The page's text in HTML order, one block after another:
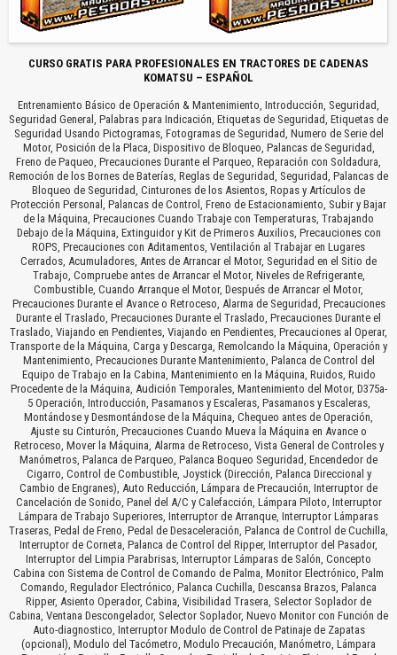
CURSO GRATIS PARA PROFESIONALES EN TRACTORES DE CADENAS
KOMATSU – ESPAÑOL
Entrenamiento Básico de Operación & Mantenimiento, Introducción, Seguridad,
Seguridad General, Palabras para Indicación, Etiquetas de Seguridad, Etiquetas de
Seguridad Usando Pictogramas, Fotogramas de Seguridad, Numero de Serie del
Motor, Posición de la Placa, Dispositivo de Bloqueo, Palancas de Seguridad,
Freno de Paqueo, Precauciones Durante el Parqueo, Reparación con Soldadura,
Remoción de los Bornes de Baterías, Reglas de Seguridad, Seguridad, Palancas de
Bloqueo de Seguridad, Cinturones de los Asientos, Ropas y Artículos de
Protección Personal, Palancas de Control, Freno de Estacionamiento, Subir y Bajar
de la Máquina, Precauciones Cuando Trabaje con Temperaturas, Trabajando
Debajo de la Máquina, Extinguidor y Kit de Primeros Auxilios, Precauciones con
ROPS, Precauciones con Aditamentos, Ventilación al Trabajar en Lugares
Cerrados, Acumuladores, Antes de Arrancar el Motor, Seguridad en el Sitio de
Trabajo, Compruebe antes de Arrancar el Motor, Niveles de Refrigerante,
Combustible, Cuando Arranque el Motor, Después de Arrancar el Motor,
Precauciones Durante el Avance o Retroceso, Alarma de Seguridad, Precauciones
Durante el Traslado, Precauciones Durante el Traslado, Precauciones Durante el
Traslado, Viajando en Pendientes, Viajando en Pendientes, Precauciones al Operar,
Transporte de la Máquina, Carga y Descarga, Remolcando la Máquina, Operación y
Mantenimiento, Precauciones Durante Mantenimiento, Palanca de Control del
Equipo de Trabajo en la Cabina, Mantenimiento en la Máquina, Ruidos, Ruido
Procedente de la Máquina, Audición Temporales, Mantenimiento del Motor, D375a-
5 Operación, Introducción, Pasamanos y Escaleras, Pasamanos y Escaleras,
Montándose y Desmontándose de la Máquina, Chequeo antes de Operación,
Ajuste su Cinturón, Precauciones Cuando Mueva la Máquina en Avance o
Retroceso, Mover la Máquina, Alarma de Retroceso, Vista General de Controles y
Manómetros, Palanca de Parqueo, Palanca Boqueo Seguridad, Encendedor de
Cigarro, Control de Combustible, Joystick (Dirección, Palanca Direccional y
Cambio de Engranes), Auto Reducción, Lámpara de Precaución, Interruptor de
Cancelación de Sonido, Panel del A/C y Calefacción, Lámpara Piloto, Interruptor
Lámpara de Trabajo Superiores, Interruptor de Arranque, Interruptor Lámparas
Traseras, Pedal de Freno, Pedal de Desaceleración, Palanca de Control de Cuchilla,
Interruptor de Corneta, Palanca de Control del Ripper, Interruptor del Pasador,
Interruptor del Limpia Parabrisas, Interruptor Lámparas de Salón, Concepto
Cabina con Sistema de Control de Comando de Palma, Monitor Electrónico, Palm
Comando, Regulador Electrónico, Palanca Cuchilla, Descansa Brazos, Palanca
Ripper, Asiento Operador, Cabina, Visibilidad Trasera, Selector Soplador de
Cabina, Ventana Descongelador, Selector Soplador, Nuevo Monitor con Función de
Auto-diagnostico, Interruptor Modulo de Control de Patinaje de Zapatas
(opcional), Modulo del Tacómetro, Modulo Precaución, Manómetro, Lámpara